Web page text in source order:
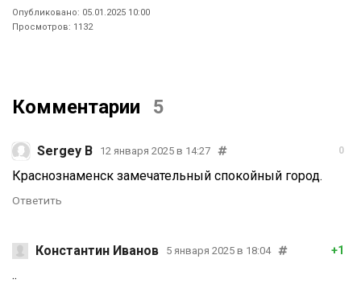
Опубликовано: 05.01.2025 10:00
Просмотров: 1132
Комментарии 5
Sergey B 12 января 2025 в 14:27 0
Краснознаменск замечательный спокойный город.
Ответить
Константин Иванов 5 января 2025 в 18:04 +1
..